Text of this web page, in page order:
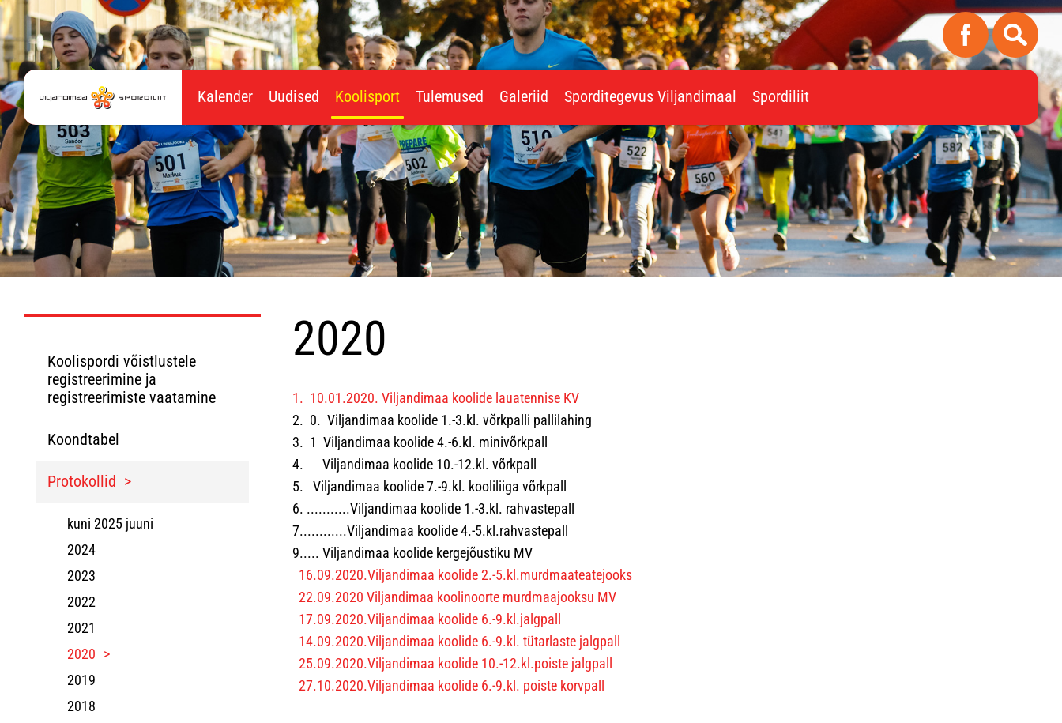
Kalender Uudised Koolisport Tulemused Galeriid Sporditegevus Viljandimaal Spordiliit
Koolispordi võistlustele
registreerimine ja
registreerimiste vaatamine
Koondtabel
Protokollid
kuni 2025 juuni
2024
2023
2022
2021
2020
2019
2018
2020
1. 10.01.2020. Viljandimaa koolide lauatennise KV
2. 0. Viljandimaa koolide 1.-3.kl. võrkpalli pallilahing
3. 1 Viljandimaa koolide 4.-6.kl. minivõrkpall
4. Viljandimaa koolide 10.-12.kl. võrkpall
5. Viljandimaa koolide 7.-9.kl. kooliliiga võrkpall
6. ...........Viljandimaa koolide 1.-3.kl. rahvastepall
7............Viljandimaa koolide 4.-5.kl.rahvastepall
9..... Viljandimaa koolide kergejõustiku MV
16.09.2020.Viljandimaa koolide 2.-5.kl.murdmaateatejooks
22.09.2020 Viljandimaa koolinoorte murdmaajooksu MV
17.09.2020.Viljandimaa koolide 6.-9.kl.jalgpall
14.09.2020.Viljandimaa koolide 6.-9.kl. tütarlaste jalgpall
25.09.2020.Viljandimaa koolide 10.-12.kl.poiste jalgpall
27.10.2020.Viljandimaa koolide 6.-9.kl. poiste korvpall